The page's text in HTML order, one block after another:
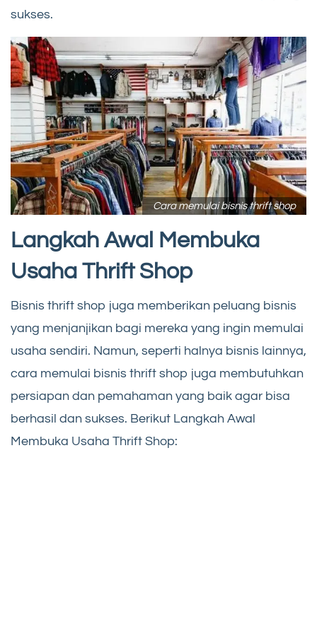
sukses.
Cara memulai bisnis thrift shop
Langkah Awal Membuka
Usaha Thrift Shop
Bisnis thrift shop juga memberikan peluang bisnis
yang menjanjikan bagi mereka yang ingin memulai
usaha sendiri. Namun, seperti halnya bisnis lainnya,
cara memulai bisnis thrift shop juga membutuhkan
persiapan dan pemahaman yang baik agar bisa
berhasil dan sukses. Berikut Langkah Awal
Membuka Usaha Thrift Shop: